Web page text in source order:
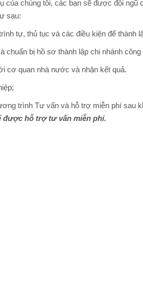
của chúng tôi, các bạn sẽ được đội ngũ
sau:
tự, thủ tục và các điều kiện để thành
chuẩn bị hồ sơ thành lập chi nhánh
cơ quan nhà nước và nhận kết quả.
trình Tư vấn và hỗ trợ miễn phí sau
hỗ trợ tư vấn miễn phí.